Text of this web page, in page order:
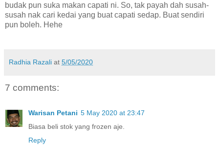
budak pun suka makan capati ni. So, tak payah dah susah-
susah nak cari kedai yang buat capati sedap. Buat sendiri
pun boleh. Hehe
Radhia Razali at 5/05/2020
7 comments:
Warisan Petani 5 May 2020 at 23:47
Biasa beli stok yang frozen aje.
Reply